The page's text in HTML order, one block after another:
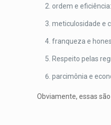
ordem e
meticulosidade e
franqueza e
Respeito pelas
parcimônia e
Obviamente, essas